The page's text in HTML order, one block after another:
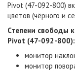
Pivot (47-092-800)
цветов (чёрного и
Степени свободы
Pivot (47-092-800):
монитор
монитор